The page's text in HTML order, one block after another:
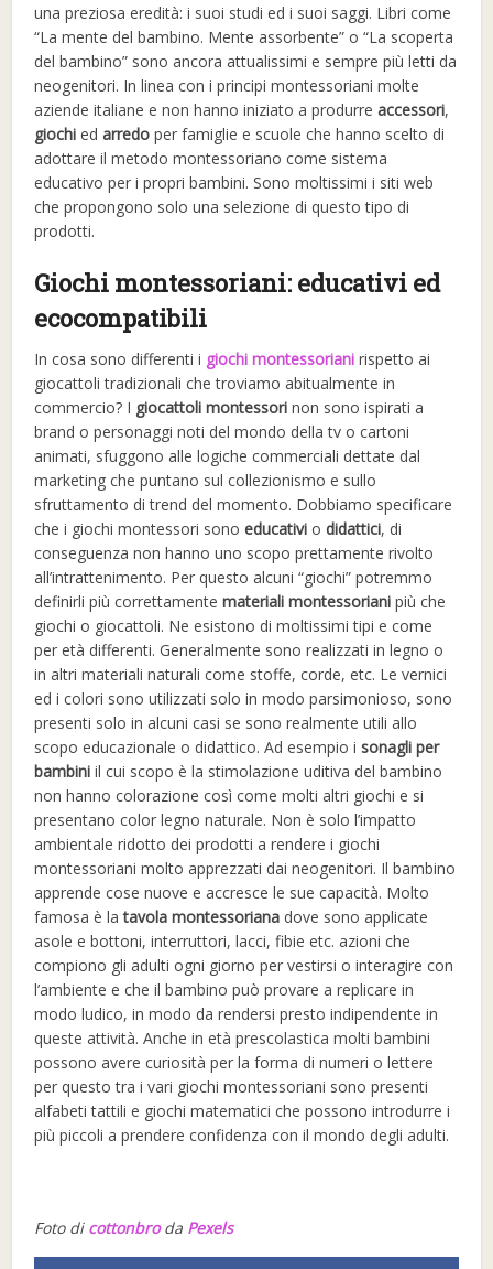
una preziosa eredità: i suoi studi ed i suoi saggi. Libri come
“La mente del bambino. Mente assorbente” o “La scoperta
del bambino” sono ancora attualissimi e sempre più letti da
neogenitori. In linea con i principi montessoriani molte
aziende italiane e non hanno iniziato a produrreaccessori,
giochi edarredo per famiglie e scuole che hanno scelto di
adottare il metodo montessoriano come sistema
educativo per i propri bambini. Sono moltissimi i siti web
che propongono solo una selezione di questo tipo di
prodotti.
Giochi montessoriani: educativi ed
ecocompatibili
In cosa sono differenti i giochi montessoriani rispetto ai
giocattoli tradizionali che troviamo abitualmente in
commercio? I giocattoli montessori non sono ispirati a
brand o personaggi noti del mondo della tv o cartoni
animati, sfuggono alle logiche commerciali dettate dal
marketing che puntano sul collezionismo e sullo
sfruttamento di trend del momento. Dobbiamo specificare
che i giochi montessori sonoeducativiodidattici, di
conseguenza non hanno uno scopo prettamente rivolto
all’intrattenimento. Per questo alcuni “giochi” potremmo
definirli più correttamentemateriali montessoriani più che
giochi o giocattoli. Ne esistono di moltissimi tipi e come
per età differenti. Generalmente sono realizzati in legno o
in altri materiali naturali come stoffe, corde, etc. Le vernici
ed i colori sono utilizzati solo in modo parsimonioso, sono
presenti solo in alcuni casi se sono realmente utili allo
scopo educazionale o didattico. Ad esempio isonagli per
bambini il cui scopo è la stimolazione uditiva del bambino
non hanno colorazione così come molti altri giochi e si
presentano color legno naturale. Non è solo l’impatto
ambientale ridotto dei prodotti a rendere i giochi
montessoriani molto apprezzati dai neogenitori. Il bambino
apprende cose nuove e accresce le sue capacità. Molto
famosa è latavola montessoriana dove sono applicate
asole e bottoni, interruttori, lacci, fibie etc. azioni che
compiono gli adulti ogni giorno per vestirsi o interagire con
l’ambiente e che il bambino può provare a replicare in
modo ludico, in modo da rendersi presto indipendente in
queste attività. Anche in età prescolastica molti bambini
possono avere curiosità per la forma di numeri o lettere
per questo tra i vari giochi montessoriani sono presenti
alfabeti tattili e giochi matematici che possono introdurre i
più piccoli a prendere confidenza con il mondo degli adulti.
Foto di cottonbroda Pexels